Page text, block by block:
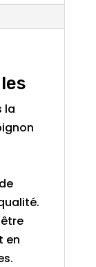
la
en